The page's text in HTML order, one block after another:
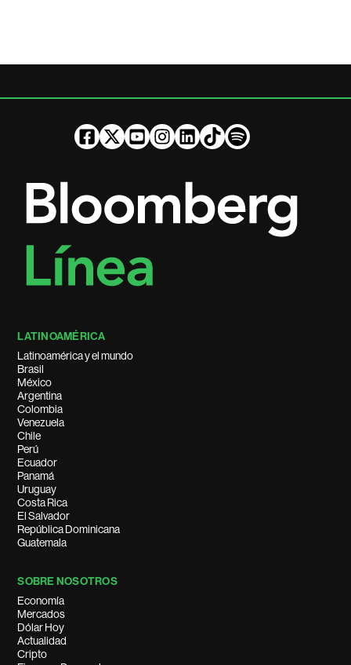
LATINOAMÉRICA
Latinoamérica y el mundo
Brasil
México
Argentina
Colombia
Venezuela
Chile
Perú
Ecuador
Panamá
Uruguay
Costa Rica
El Salvador
República Dominicana
Guatemala
SOBRE NOSOTROS
Economía
Mercados
Dólar Hoy
Actualidad
Cripto